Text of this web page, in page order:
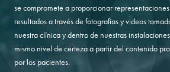
se compromete a proporcionar
resultados a través de fotografías y videos
nuestra clínica y dentro de nuestras
mismo nivel de certeza a partir del contenido
por los pacientes.